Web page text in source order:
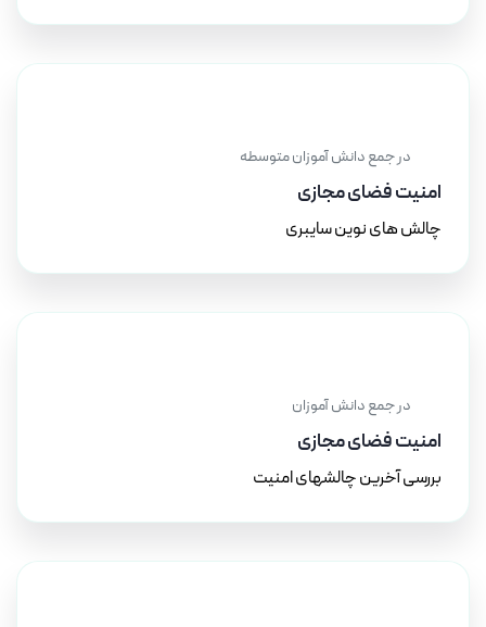
در جمع دانش آموزان متوسطه
امنیت فضای مجازی
چالش های نوین سایبری
در جمع دانش آموزان
امنیت فضای مجازی
بررسی آخرین چالشهای امنیت